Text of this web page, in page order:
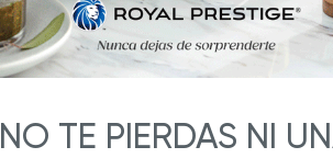
NO TE PIERDAS NI